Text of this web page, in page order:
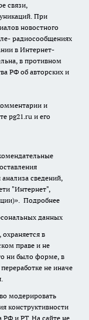
связи,
При
новостного
радиосообщениях
в Интернет-
в противном
РФ об авторских и
и
pg21.ru и его
сведений,
"Интернет",
Подробнее
данных
в
праве и не
ни было форме, в
не иначе
модерировать
конструктивности
РФ и РТ. На сайте не